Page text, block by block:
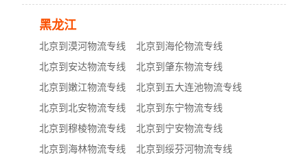
黑龙江
北京到漠河物流专线
北京到海伦物流专线
北京到安达物流专线
北京到肇东物流专线
北京到嫩江物流专线
北京到五大连池物流专线
北京到北安物流专线
北京到东宁物流专线
北京到穆棱物流专线
北京到宁安物流专线
北京到海林物流专线
北京到绥芬河物流专线